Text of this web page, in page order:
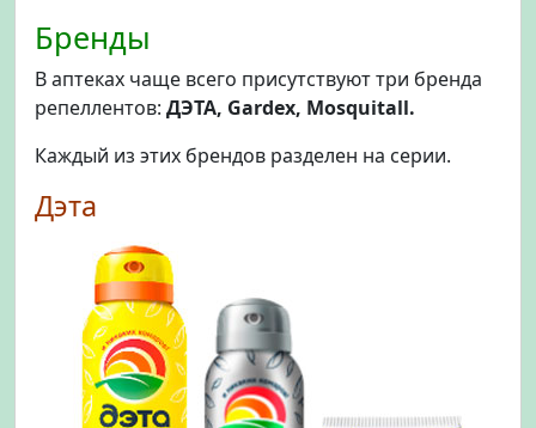
Бренды
В аптеках чаще всего присутствуют три бренда
репеллентов: ДЭТА, Gardex, Mosquitall.
Каждый из этих брендов разделен на серии.
Дэта